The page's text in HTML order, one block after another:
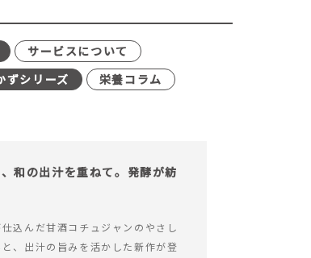
サービスについて
ずシリーズ
栄養コラム
和の出汁を重ねて。発酵が紡
込んだ甘酒コチュジャンのやさし
と、出汁の旨みを活かした新作が登